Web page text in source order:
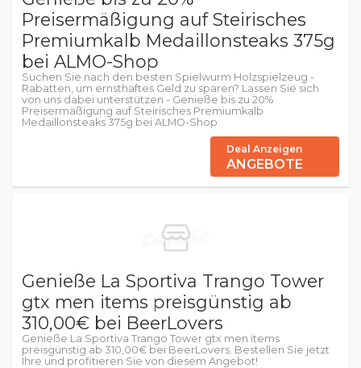
Preisermäßigung auf Steirisches
Premiumkalb Medaillonsteaks 375g
bei ALMO-Shop
Suchen Sie nach den besten Spielwurm Holzspielzeug -
Rabatten, um ernsthaftes Geld zu sparen? Lassen Sie sich
von uns dabei unterstützen - Genieße bis zu 20%
Preisermäßigung auf Steirisches Premiumkalb
Medaillonsteaks 375g bei ALMO-Shop
Deal Anzeigen
ANGEBOTE
Genieße La Sportiva Trango Tower
gtx men items preisgünstig ab
310,00€ bei BeerLovers
Genieße La Sportiva Trango Tower gtx men items
preisgünstig ab 310,00€ bei BeerLovers. Bestellen Sie jetzt
Ihre und profitieren Sie von diesem Angebot!